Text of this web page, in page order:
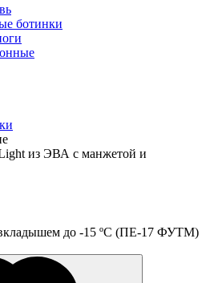
ботинки
до -15 ºС (ПЕ-17 ФУТМ)